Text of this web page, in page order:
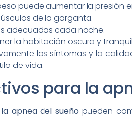
puede aumentar la presión
de la garganta.
adecuadas cada noche.
la habitación oscura y
los síntomas y la
de vida.
para la
apnea del sueño pueden